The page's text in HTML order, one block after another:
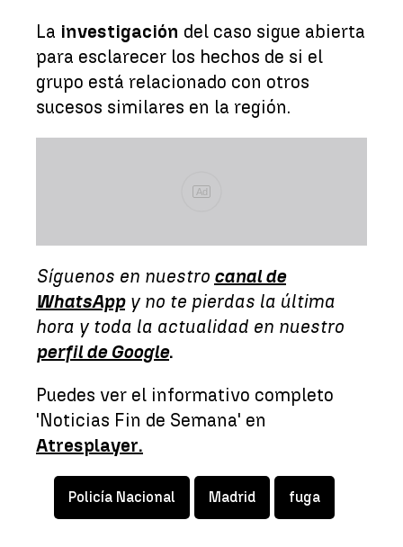
La investigación del caso sigue abierta
para esclarecer los hechos de si el
grupo está relacionado con otros
sucesos similares en la región.
Ad
Síguenos en nuestro canal de
WhatsAppy no te pierdas la última
hora y toda la actualidad en nuestro
perfil de Google.
Puedes ver el informativo completo
'Noticias Fin de Semana' en
Atresplayer.
Policía Nacional Madrid fuga